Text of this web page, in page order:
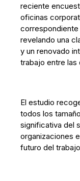
reciente
oficinas
revelando una
y un renovado
trabajo entre las
El estudio
todos los
significativa del
organizaciones
futuro del